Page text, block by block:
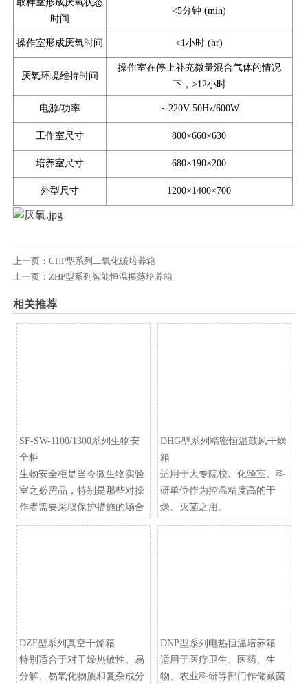
取样室形成厌氧状态
时间
<5分钟 (min)
操作室形成厌氧时间 <1小时 (hr)
厌氧环境维持时间
操作室在停止补充微量混合气体的情况
下，>12小时
电源/功率 ～220V 50Hz/600W
工作室尺寸 800×660×630
培养室尺寸 680×190×200
外型尺寸 1200×1400×700
上一页： CHP型系列二氧化碳培养箱
上一页： ZHP型系列智能恒温振荡培养箱
相关推荐
SF-SW-1100/1300系列生物安
全柜
生物安全柜是当今微生物实验
室之必需品，特别是那些对操
作者需要采取保护措施的场合
DHG型系列精密恒温鼓风干燥
箱
适用于大专院校、化验室、科
研单位作为控温精度高的干
燥、灭菌之用。
DZF型系列真空干燥箱
特别适合于对干燥热敏性、易
分解、易氧化物质和复杂成分
​DNP型系列电热恒温培养箱
适用于医疗卫生、医药、生
物、农业科研等部门作储藏菌